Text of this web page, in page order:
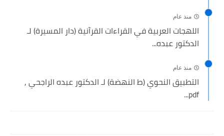
منذ عام
اللهجات العربية في القراءات القرآنية (دار المسيرة) لـ
الدكتور عبده...
منذ عام
التطبيق النحوي (ط النهضة) لـ الدكتور عبده الراجحي ,
pdf...